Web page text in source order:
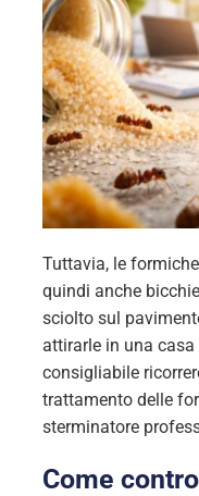
Tuttavia, le
quindi anche
sciolto sul
attirarle in una casa
consigliabile
trattamento delle
sterminatore
Come